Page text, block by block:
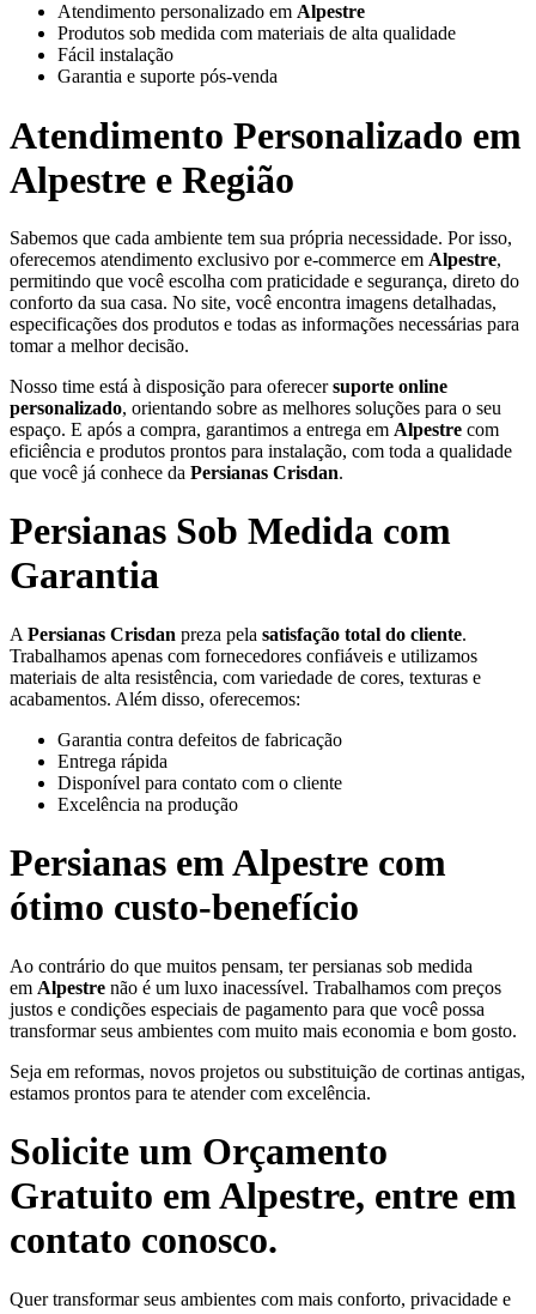
Atendimento personalizado em Alpestre
Produtos sob medida com materiais de alta qualidade
Fácil instalação
Garantia e suporte pós-venda
Atendimento Personalizado em
Alpestre e Região
Sabemos que cada ambiente tem sua própria necessidade. Por isso,
oferecemos atendimento exclusivo por e-commerce em Alpestre,
permitindo que você escolha com praticidade e segurança, direto do
conforto da sua casa. No site, você encontra imagens detalhadas,
especificações dos produtos e todas as informações necessárias para
tomar a melhor decisão.
Nosso time está à disposição para oferecersuporte online
personalizado, orientando sobre as melhores soluções para o seu
espaço. E após a compra, garantimos a entrega em Alpestre com
eficiência e produtos prontos para instalação, com toda a qualidade
que você já conhece da Persianas Crisdan.
Persianas Sob Medida com
Garantia
A Persianas Crisdan preza pela satisfação total do cliente.
Trabalhamos apenas com fornecedores confiáveis e utilizamos
materiais de alta resistência, com variedade de cores, texturas e
acabamentos. Além disso, oferecemos:
Garantia contra defeitos de fabricação
Entrega rápida
Disponível para contato com o cliente
Excelência na produção
Persianas emAlpestre com
ótimo custo-benefício
Ao contrário do que muitos pensam, ter persianas sob medida
em Alpestre não é um luxo inacessível. Trabalhamos com preços
justos e condições especiais de pagamento para que você possa
transformar seus ambientes com muito mais economia e bom gosto.
Seja em reformas, novos projetos ou substituição de cortinas antigas,
estamos prontos para te atender com excelência.
Solicite um Orçamento
Gratuito emAlpestre, entre em
contato conosco.
Quer transformar seus ambientes com mais conforto, privacidade e